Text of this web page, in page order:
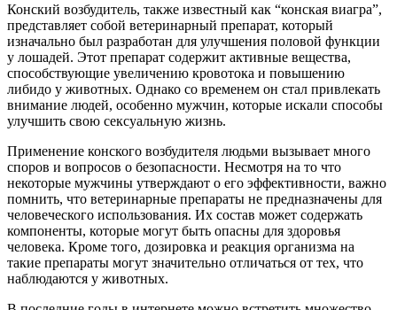
Конский возбудитель, также известный как “конская виагра”,
представляет собой ветеринарный препарат, который
изначально был разработан для улучшения половой функции
у лошадей. Этот препарат содержит активные вещества,
способствующие увеличению кровотока и повышению
либидо у животных. Однако со временем он стал привлекать
внимание людей, особенно мужчин, которые искали способы
улучшить свою сексуальную жизнь.
Применение конского возбудителя людьми вызывает много
споров и вопросов о безопасности. Несмотря на то что
некоторые мужчины утверждают о его эффективности, важно
помнить, что ветеринарные препараты не предназначены для
человеческого использования. Их состав может содержать
компоненты, которые могут быть опасны для здоровья
человека. Кроме того, дозировка и реакция организма на
такие препараты могут значительно отличаться от тех, что
наблюдаются у животных.